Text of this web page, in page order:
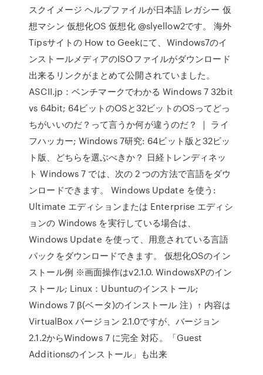
スクイメージ ヘルプファイルが日本語 レガシー 仮
想マシン 仮想化OS 仮想化 @slyellow2です。 海外
Tipsサイトの How to Geekにて、Windows7のイ
ンストールメディアのISOファイルがダウンロード
出来るリンクがまとめて公開されていました。
ASCII.jp：ベンチマークでわかる Windows 7 32bit
vs 64bit; 64ビットのOSと32ビットのOSってどっ
ちがいいのだ？って言うか何が違うのだ？ ｜ ライ
フハッカー; Windows 7研究: 64ビット版と32ビッ
ト版、どちらを選ぶべきか？ 日経トレンディネッ
ト Windows 7 では、次の 2 つの方法で言語をダウ
ンロードできます。 Windows Update を使う:
Ultimate エディションまたは Enterprise エディシ
ョンの Windows を実行している場合は、
Windows Update を使って、用意されている言語
パックをダウンロードできます。 仮想化OSのイン
ストール例 ※画面操作はv2.1.0. WindowsXPのイン
ストール; Linux：Ubuntuのインストール;
Windows 7 β(ベータ)のインストール 注）↑ 内容は
VirtualBox バージョン 2.1.0ですが、バージョン
2.1.2からWindows 7 に完全 対応。「Guest
Additionsのインストール」も出来